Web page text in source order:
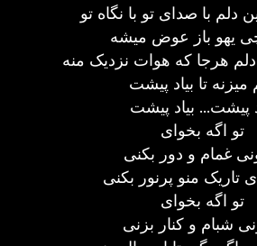
دلم با صدای تو با نگاه تو
یهو باز عوض میشه
هرجا که هوات نزدیک منه
میزنه تا بیاد پیشت
پیشت... بیاد پیشت
تو اگه بخوای
غمام و دور بکنی
تاریک منو پرنور بکنی
تو اگه بخوای
شبام و کنار بزنی